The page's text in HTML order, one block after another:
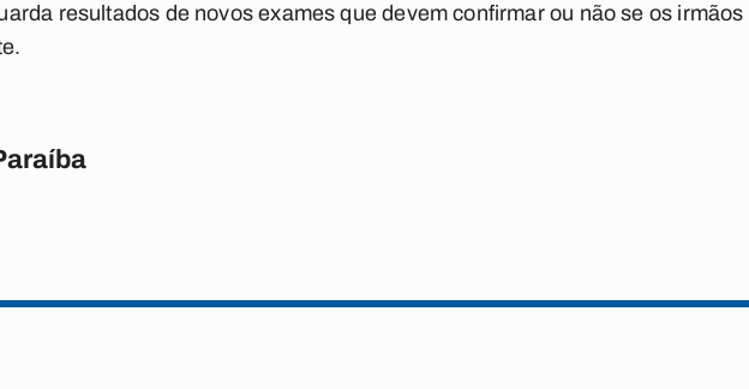
resultados de novos exames que devem confirmar ou não se os irmãos